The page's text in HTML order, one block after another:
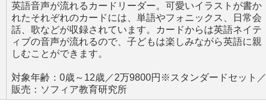
英語音声が流れるカードリーダー。可愛いイラストが書か
れたそれぞれのカードには、単語やフォニックス、日常会
話、歌などが収録されています。カードからは英語ネイテ
ィブの音声が流れるので、子どもは楽しみながら英語に親
しむことができます。
対象年齢：0歳～12歳／2万9800円※スタンダードセット／
販売：ソフィア教育研究所